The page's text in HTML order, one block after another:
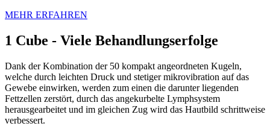
MEHR ERFAHREN
1 Cube - Viele Behandlungserfolge
Dank der Kombination der 50 kompakt angeordneten Kugeln,
welche durch leichten Druck und stetiger mikrovibration auf das
Gewebe einwirken, werden zum einen die darunter liegenden
Fettzellen zerstört, durch das angekurbelte Lymphsystem
herausgearbeitet und im gleichen Zug wird das Hautbild schrittweise
verbessert.